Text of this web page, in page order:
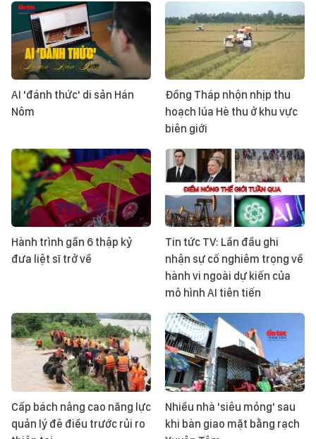
AI 'đánh thức' di sản Hán
Nôm
Đồng Tháp nhộn nhịp thu
hoạch lúa Hè thu ở khu vực
biên giới
Hành trình gần 6 thập kỷ
đưa liệt sĩ trở về
Tin tức TV: Lần đầu ghi
nhận sự cố nghiêm trọng về
hành vi ngoài dự kiến của
mô hình AI tiên tiến
Cấp bách nâng cao năng lực
quản lý đê điều trước rủi ro
Nhiều nhà 'siêu mỏng' sau
khi bàn giao mặt bằng rạch